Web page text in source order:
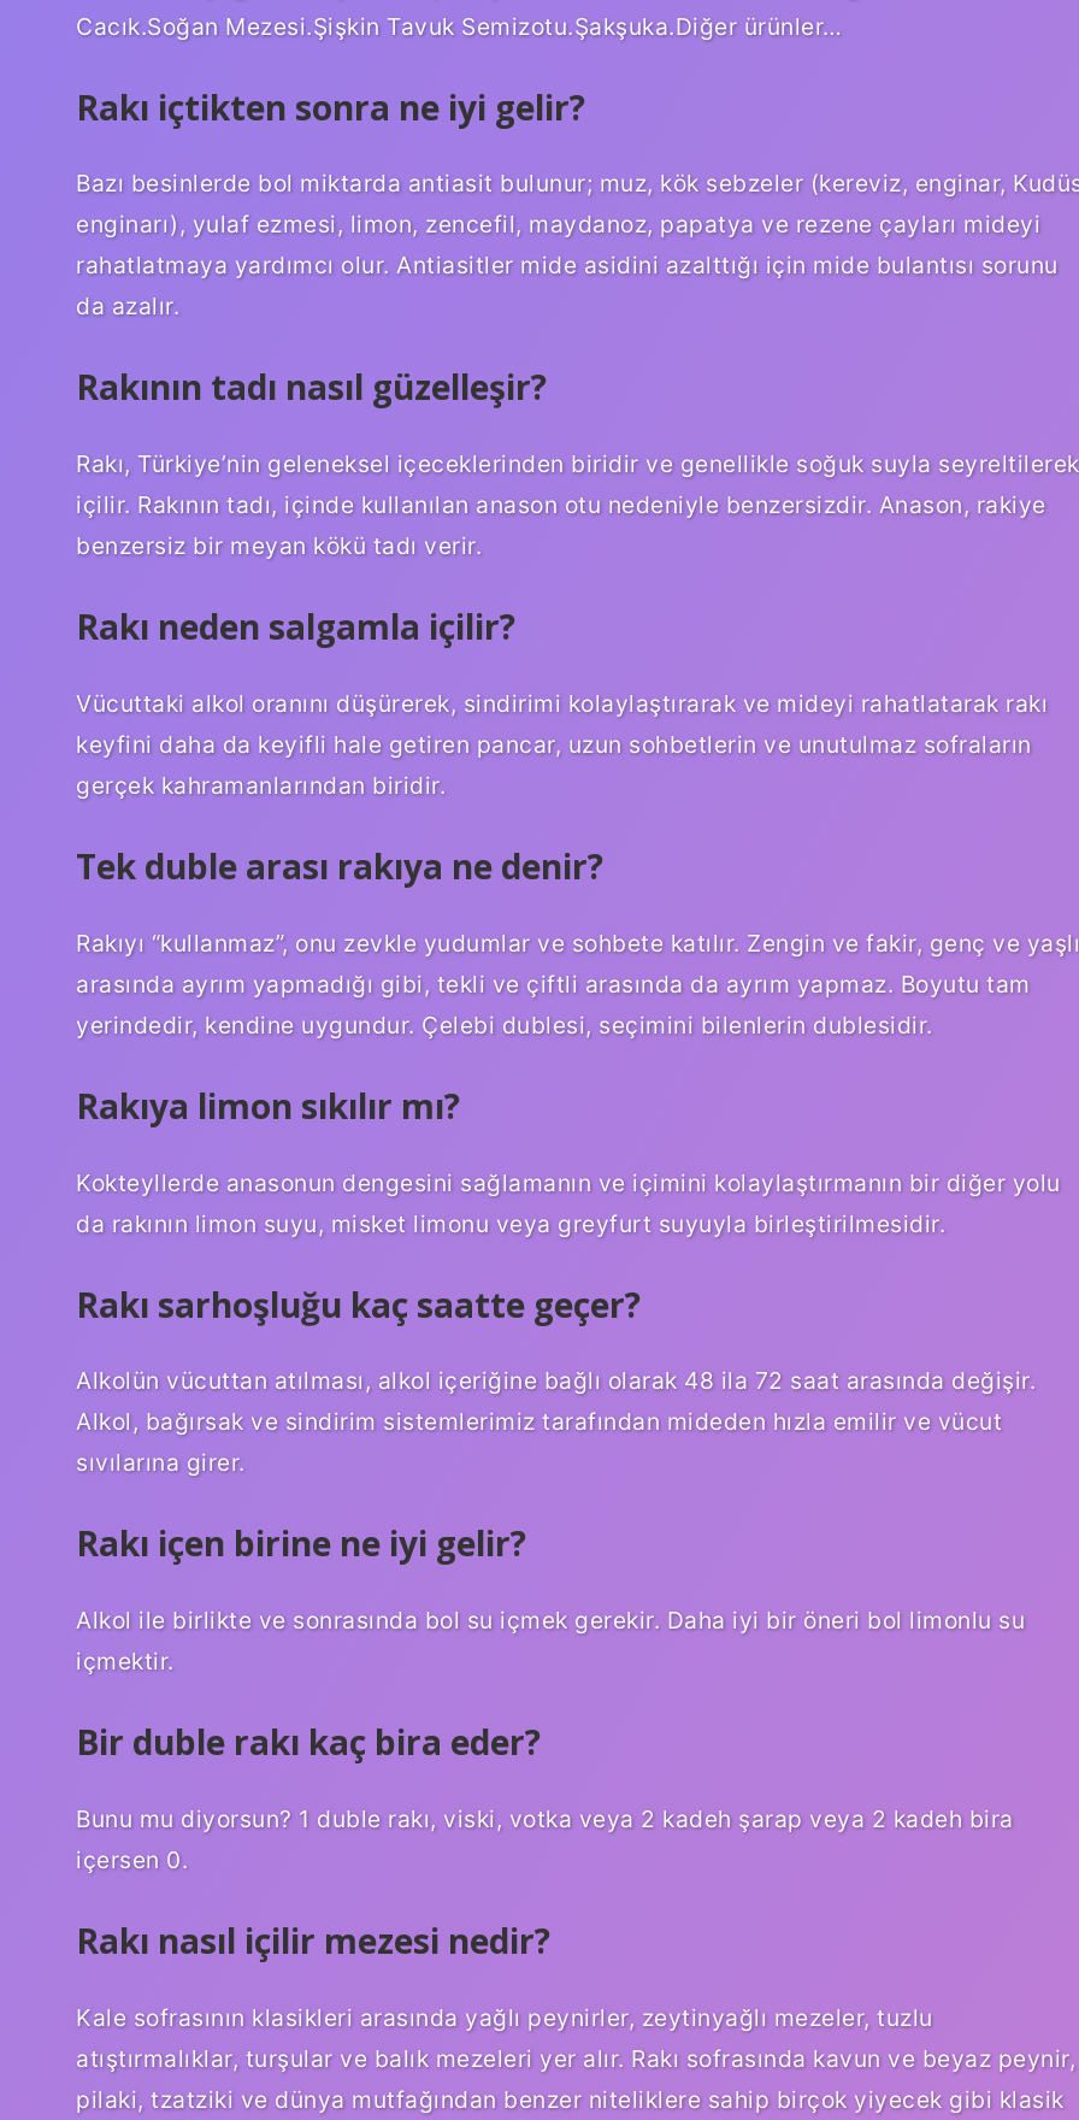
Cacık.Soğan Mezesi.Şişkin Tavuk Semizotu.Şakşuka.Diğer ürünler…
Rakı içtikten sonra ne iyi gelir?
Bazı besinlerde bol miktarda antiasit bulunur; muz, kök sebzeler (kereviz, enginar,
enginarı), yulaf ezmesi, limon, zencefil, maydanoz, papatya ve rezene çayları mideyi
rahatlatmaya yardımcı olur. Antiasitler mide asidini azalttığı için mide bulantısı sorunu
da azalır.
Rakının tadı nasıl güzelleşir?
Rakı, Türkiye’nin geleneksel içeceklerinden biridir ve genellikle soğuk suyla seyreltilerek
içilir. Rakının tadı, içinde kullanılan anason otu nedeniyle benzersizdir. Anason, rakiye
benzersiz bir meyan kökü tadı verir.
Rakı neden salgamla içilir?
Vücuttaki alkol oranını düşürerek, sindirimi kolaylaştırarak ve mideyi rahatlatarak rakı
keyfini daha da keyifli hale getiren pancar, uzun sohbetlerin ve unutulmaz sofraların
gerçek kahramanlarından biridir.
Tek duble arası rakıya ne denir?
Rakıyı “kullanmaz”, onu zevkle yudumlar ve sohbete katılır. Zengin ve fakir, genç ve yaşlı
arasında ayrım yapmadığı gibi, tekli ve çiftli arasında da ayrım yapmaz. Boyutu tam
yerindedir, kendine uygundur. Çelebi dublesi, seçimini bilenlerin dublesidir.
Rakıya limon sıkılır mı?
Kokteyllerde anasonun dengesini sağlamanın ve içimini kolaylaştırmanın bir diğer yolu
da rakının limon suyu, misket limonu veya greyfurt suyuyla birleştirilmesidir.
Rakı sarhoşluğu kaç saatte geçer?
Alkolün vücuttan atılması, alkol içeriğine bağlı olarak 48 ila 72 saat arasında değişir.
Alkol, bağırsak ve sindirim sistemlerimiz tarafından mideden hızla emilir ve vücut
sıvılarına girer.
Rakı içen birine ne iyi gelir?
Alkol ile birlikte ve sonrasında bol su içmek gerekir. Daha iyi bir öneri bol limonlu su
içmektir.
Bir duble rakı kaç bira eder?
Bunu mu diyorsun? 1 duble rakı, viski, votka veya 2 kadeh şarap veya 2 kadeh bira
içersen 0.
Rakı nasıl içilir mezesi nedir?
Kale sofrasının klasikleri arasında yağlı peynirler, zeytinyağlı mezeler, tuzlu
atıştırmalıklar, turşular ve balık mezeleri yer alır. Rakı sofrasında kavun ve beyaz peynir,
pilaki, tzatziki ve dünya mutfağından benzer niteliklere sahip birçok yiyecek gibi klasik